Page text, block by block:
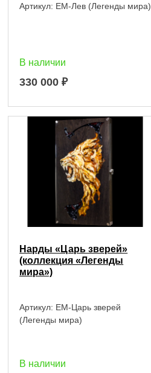
Артикул: EM-Лев (Легенды мира)
В наличии
330 000 ₽
Нарды «Царь зверей»
(коллекция «Легенды
мира»)
Артикул: EM-Царь зверей
(Легенды мира)
В наличии